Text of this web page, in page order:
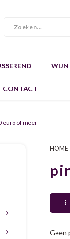
WIJN
CONTACT
euro of meer
HOME
Geen